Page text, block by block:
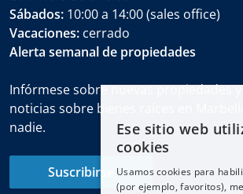
Sábados: 10:00 a 14:00 (sales office)
Vacaciones: cerrado
Alerta semanal de propiedades
Infórmese sobre nuevas propiedades
noticias sobre bienes raíces en
nadie.
Suscribirse
Ese sitio web
cookies
Usamos cookies para
(por ejemplo, favoritos),